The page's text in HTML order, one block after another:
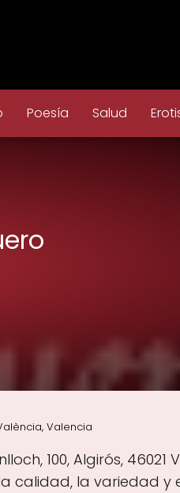
Poesía Salud
Valencia
100, Algirós, 46021
calidad, la variedad y